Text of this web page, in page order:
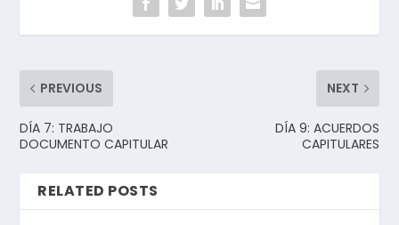
PREVIOUS
DÍA 7: TRABAJO
DOCUMENTO CAPITULAR
NEXT
DÍA 9: ACUERDOS
CAPITULARES
RELATED POSTS